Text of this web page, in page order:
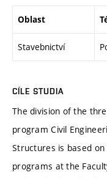
Oblast
Stavebnictví
CÍLE STUDIA
The division of the
program Civil
Structures is based
programs at the